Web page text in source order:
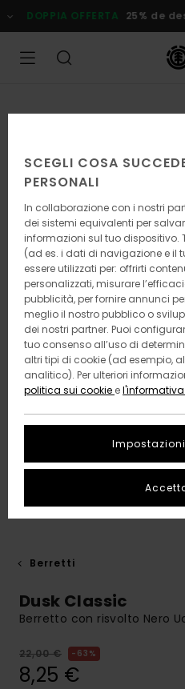
alle
informazioni
prodotto
DOPPIA OFFERTA 25% de
Berretti
Dusk Classic
Berretto con risvolto Nero
22,00 € 63%
8,25 €
SCEGLI COSA
PERSONALI
In collaborazione con i nostri
dei sistemi equivalenti per
informazioni sul tuo dispositivo.
(ad es. i dati di navigazione e il
essere utilizzati per: offrirti
personalizzati, misurare
pubblicità, per fornire annunci
meglio il nostro pubblico o
dei nostri partner. Puoi
tuo consenso all’uso di
altri tipi di cookie (ad esempio,
analitico). Per ulteriori
politica sui cookie e